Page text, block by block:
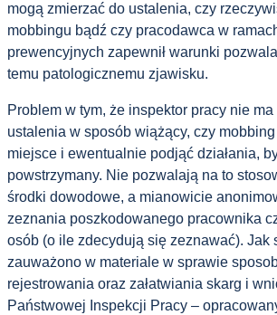
mogą zmierzać do ustalenia, czy
mobbingu bądź czy pracodawca w
prewencyjnych zapewnił warunki
temu patologicznemu zjawisku.
Problem w tym, że inspektor pracy nie
ustalenia w sposób wiążący, czy mobbing
miejsce i ewentualnie podjąć działania,
powstrzymany. Nie pozwalają na to
środki dowodowe, a mianowicie
zeznania poszkodowanego pracownika
osób (o ile zdecydują się zeznawać). Jak
zauważono w materiale w sprawie
rejestrowania oraz załatwiania skarg i
Państwowej Inspekcji Pracy –